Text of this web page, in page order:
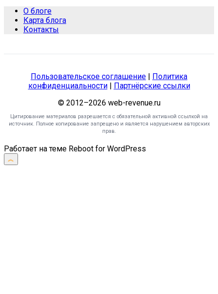
О блоге
Карта блога
Контакты
Пользовательское соглашение
Политика
конфиденциальности|
Партнёрские ссылки
© 2012–2026 web-revenue.ru
Цитирование материалов разрешается с обязательной активной ссылкой на
источник. Полное копирование запрещено и является нарушением авторских
прав.
Работает на теме Reboot for WordPress